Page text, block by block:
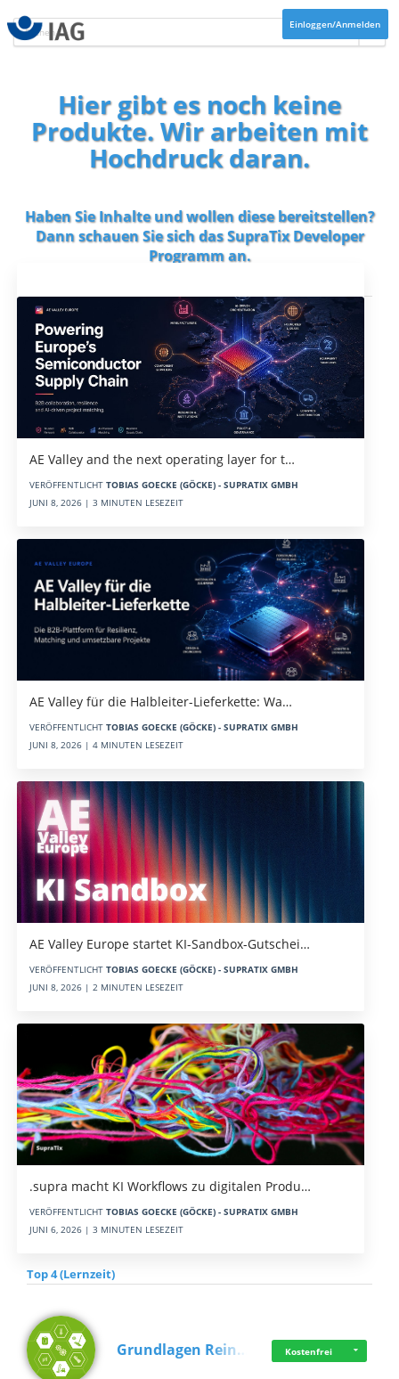
Einloggen/Anmelden
Hier gibt es noch keine
Produkte. Wir arbeiten mit
Hochdruck daran.
Haben Sie Inhalte und wollen diese bereitstellen?
Dann schauen Sie sich dasSupraTix Developer
Programman.
AE Valley and the next operating layer for t…
VERÖFFENTLICHT TOBIAS GOECKE (GÖCKE) - SUPRATIX GMBH
JUNI 8, 2026 | 3 MINUTEN LESEZEIT
AE Valley für die Halbleiter-Lieferkette: Wa…
VERÖFFENTLICHT TOBIAS GOECKE (GÖCKE) - SUPRATIX GMBH
JUNI 8, 2026 | 4 MINUTEN LESEZEIT
AE Valley Europe startet KI-Sandbox-Gutschei…
VERÖFFENTLICHT TOBIAS GOECKE (GÖCKE) - SUPRATIX GMBH
JUNI 8, 2026 | 2 MINUTEN LESEZEIT
.supra macht KI Workflows zu digitalen Produ…
VERÖFFENTLICHT TOBIAS GOECKE (GÖCKE) - SUPRATIX GMBH
JUNI 6, 2026 | 3 MINUTEN LESEZEIT
Top 4 (Lernzeit)
Grundlagen Rein… Kostenfrei